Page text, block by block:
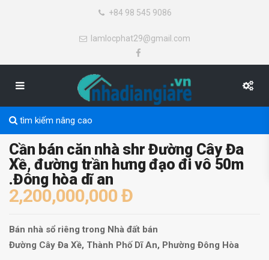
+84 98 545 9086
lamlocphat29@gmail.com
tìm kiếm nâng cao
Cần bán căn nhà shr Đường Cây Đa
Xề, đường trần hưng đạo đi vô 50m
.Đông hòa dĩ an
2,200,000,000 Đ
Bán nhà sổ riêng trong Nhà đất bán
Đường Cây Đa Xề, Thành Phố Dĩ An, Phường Đông Hòa